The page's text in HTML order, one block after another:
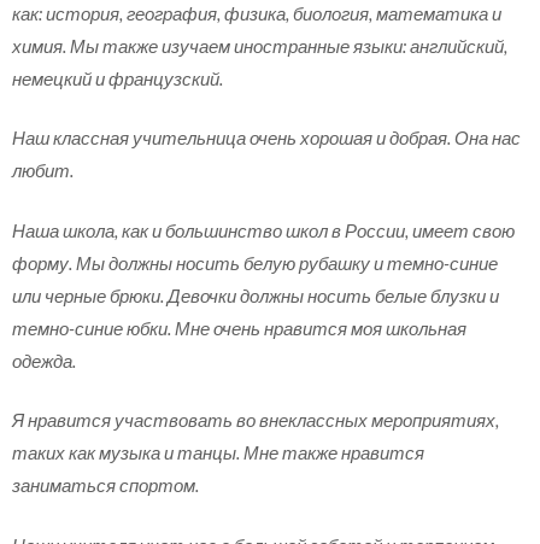
как: история, география, физика, биология, математика и
химия. Мы также изучаем иностранные языки: английский,
немецкий и французский.
Наш классная учительница очень хорошая и добрая. Она нас
любит.
Наша школа, как и большинство школ в России, имеет свою
форму. Мы должны носить белую рубашку и темно-синие
или черные брюки. Девочки должны носить белые блузки и
темно-синие юбки. Мне очень нравится моя школьная
одежда.
Я нравится участвовать во внеклассных мероприятиях,
таких как музыка и танцы. Мне также нравится
заниматься спортом.